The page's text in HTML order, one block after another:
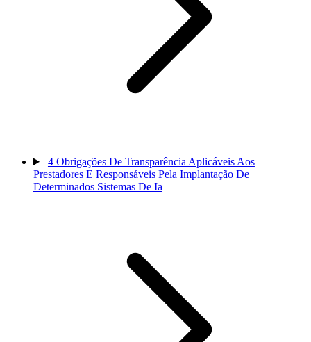
4 Obrigações De Transparência Aplicáveis Aos
Prestadores E Responsáveis Pela Implantação De
Determinados Sistemas De Ia